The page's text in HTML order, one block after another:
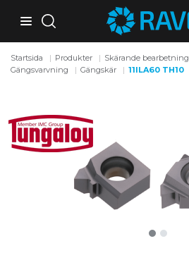
Startsida Produkter Skärande bearbetning
Gängsvarvning
Gängskär 11ILA60 TH10